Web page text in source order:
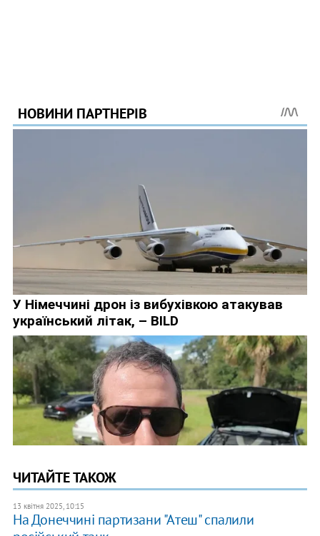
ЧИТАЙТЕ ТАКОЖ
13 квітня 2025, 10:15
На Донеччині партизани "Атеш" спалили